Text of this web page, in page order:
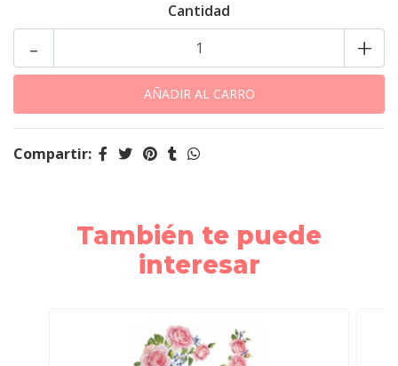
Cantidad
+
-
Compartir:
También te puede
interesar